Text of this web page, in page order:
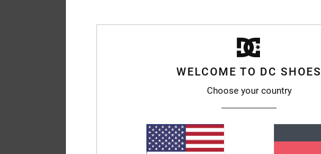
WELCOME TO DC SHOES
Choose your country